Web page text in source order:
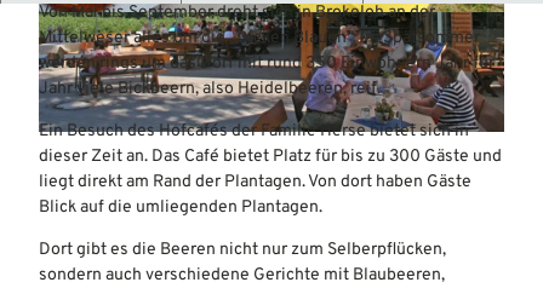
© Mittelweser-Touristik GmbH |CC-BY © Mittelweser-Touristik GmbH | CC-BY
Von Mai bis September dreht sich in Brokeloh an der
Mittelweser alles um die „Dicken Blauen“. Im Spätsommer
werden rings um das Dorf mit rund 350 Einwohnern Jahr für
Jahr viele Bickbeern, also Heidelbeeren, reif.
Ein Besuch des Hofcafés der Familie Herse bietet sich in
dieser Zeit an. Das Café bietet Platz für bis zu 300 Gäste und
liegt direkt am Rand der Plantagen. Von dort haben Gäste
Blick auf die umliegenden Plantagen.
Dort gibt es die Beeren nicht nur zum Selberpflücken,
sondern auch verschiedene Gerichte mit Blaubeeren,